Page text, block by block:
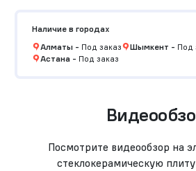
Наличие в городах
Алматы- Под заказ Шымкент - Под
Астана- Под заказ
Посмотрите видеообзор на
стеклокерамическую